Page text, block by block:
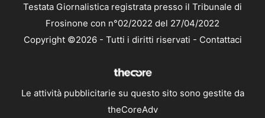
Testata Giornalistica registrata presso il Tribunale di
Frosinone con n°02/2022 del 27/04/2022
Copyright ©2026 - Tutti i diritti riservati - Contattaci
Le attività pubblicitarie su questo sito sono gestite da
theCoreAdv